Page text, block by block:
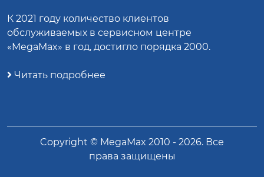
К 2021 году количество клиентов
обслуживаемых в сервисном центре
«MegaMax» в год, достигло порядка 2000.
Читать подробнее
Copyright © MegaMax 2010 - 2026. Все
права защищены